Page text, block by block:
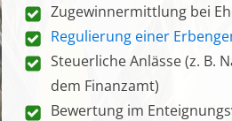
Zugewinnermittlung bei
Regulierung einer
Steuerliche Anlässe (z. B.
dem Finanzamt)
Bewertung im